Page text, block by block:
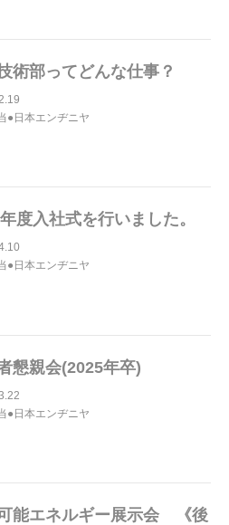
術部ってどんな仕事？
●日本エンヂニヤ
度入社式を行いました。
●日本エンヂニヤ
懇親会(2025年卒)
●日本エンヂニヤ
能エネルギー展示会 《後